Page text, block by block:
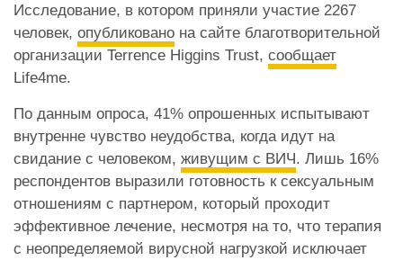
Исследование, в котором приняли участие 2267
человек, опубликовано на сайте благотворительной
организации Terrence Higgins Trust, сообщает
Life4me.
По данным опроса, 41% опрошенных испытывают
внутренне чувство неудобства, когда идут на
свидание с человеком, живущим с ВИЧ. Лишь 16%
респондентов выразили готовность к сексуальным
отношениям с партнером, который проходит
эффективное лечение, несмотря на то, что терапия
с неопределяемой вирусной нагрузкой исключает